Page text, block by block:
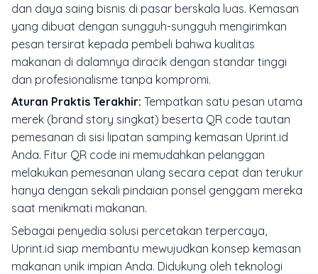
dan daya saing bisnis di pasar berskala luas. Kemasan
yang dibuat dengan sungguh-sungguh mengirimkan
pesan tersirat kepada pembeli bahwa kualitas
makanan di dalamnya diracik dengan standar tinggi
dan profesionalisme tanpa kompromi.
Aturan Praktis Terakhir: Tempatkan satu pesan utama
merek (brand story singkat) beserta QR code tautan
pemesanan di sisi lipatan samping kemasan Uprint.id
Anda. Fitur QR code ini memudahkan pelanggan
melakukan pemesanan ulang secara cepat dan terukur
hanya dengan sekali pindaian ponsel genggam mereka
saat menikmati makanan.
Sebagai penyedia solusi percetakan terpercaya,
Uprint.id siap membantu mewujudkan konsep kemasan
makanan unik impian Anda. Didukung oleh teknologi